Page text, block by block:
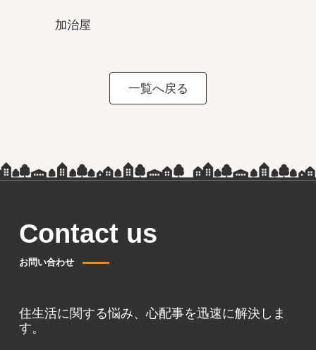
加治屋
一覧へ戻る
Contact us
お問い合わせ
住生活に関する悩み、心配事を迅速に解決しま
す。